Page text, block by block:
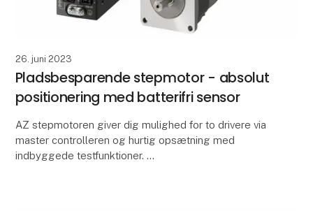
26. juni 2023
Pladsbesparende stepmotor - absolut
positionering med batterifri sensor
AZ stepmotoren giver dig mulighed for to drivere via
master controlleren og hurtig opsætning med
indbyggede testfunktioner.